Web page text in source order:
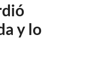
y lo